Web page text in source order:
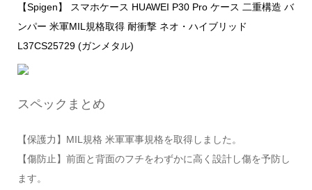
【Spigen】 スマホケース HUAWEI P30 Pro ケース 二重構造 バ
ンパー 米軍MIL規格取得 耐衝撃 ネオ・ハイブリッド
L37CS25729 (ガンメタル)
スペックまとめ
【保護力】MIL規格 米軍軍事規格を取得しました。
【傷防止】前面と背面のフチをわずかに高く設計し傷を予防し
ます。